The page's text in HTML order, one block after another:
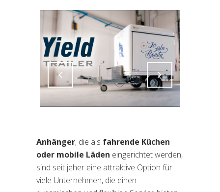
Attiva comando Attiva comando
Anhänger, die als fahrende Küchen
oder mobile Läden eingerichtet werden,
sind seit jeher eine attraktive Option für
viele Unternehmen, die einen